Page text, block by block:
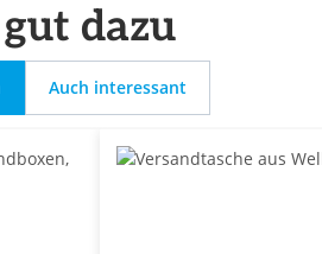
dazu
Auch interessant